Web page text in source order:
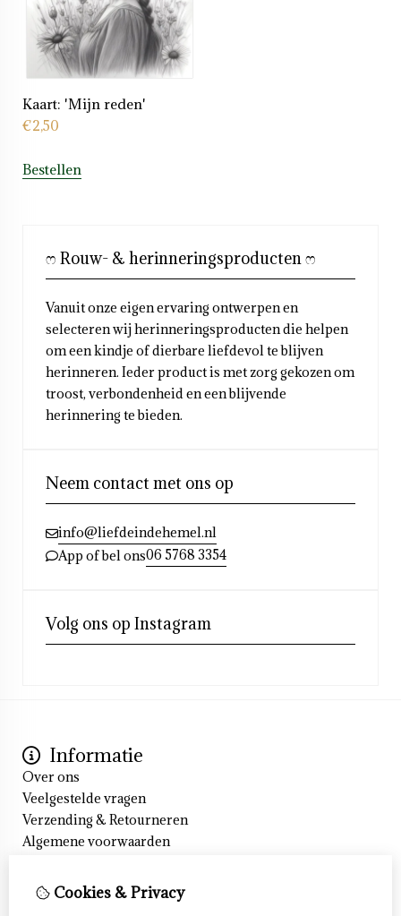
Kaart: 'Mijn reden'
€2,50
Bestellen
ෆ Rouw- & herinneringsproducten ෆ
Vanuit onze eigen ervaring ontwerpen en
selecteren wij herinneringsproducten die helpen
om een kindje of dierbare liefdevol te blijven
herinneren. Ieder product is met zorg gekozen om
troost, verbondenheid en een blijvende
herinnering te bieden.
Neem contact met ons op
info@liefdeindehemel.nl
App of bel ons06 5768 3354
Volg ons op Instagram
Informatie
Over ons
Veelgestelde vragen
Verzending & Retourneren
Algemene voorwaarden
Privacyverklaring
Klantenservice
Cookies & Privacy